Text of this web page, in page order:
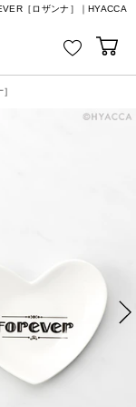
［ロザンナ］｜HYACCA